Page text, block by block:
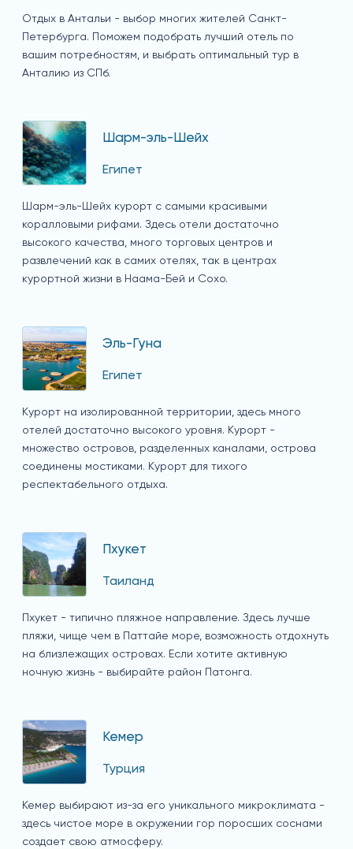
Отдых в Антальи - выбор многих жителей Санкт-
Петербурга. Поможем подобрать лучший отель по
вашим потребностям, и выбрать оптимальный тур в
Анталию из СПб.
Шарм-эль-Шейх
Египет
Шарм-эль-Шейх курорт с самыми красивыми
коралловыми рифами. Здесь отели достаточно
высокого качества, много торговых центров и
развлечений как в самих отелях, так в центрах
курортной жизни в Наама-Бей и Сохо.
Эль-Гуна
Египет
Курорт на изолированной территории, здесь много
отелей достаточно высокого уровня. Курорт -
множество островов, разделенных каналами, острова
соединены мостиками. Курорт для тихого
респектабельного отдыха.
Пхукет
Таиланд
Пхукет - типично пляжное направление. Здесь лучше
пляжи, чище чем в Паттайе море, возможность отдохнуть
на близлежащих островах. Если хотите активную
ночную жизнь - выбирайте район Патонга.
Кемер
Турция
Кемер выбирают из-за его уникального микроклимата -
здесь чистое море в окружении гор поросших соснами
создает свою атмосферу.